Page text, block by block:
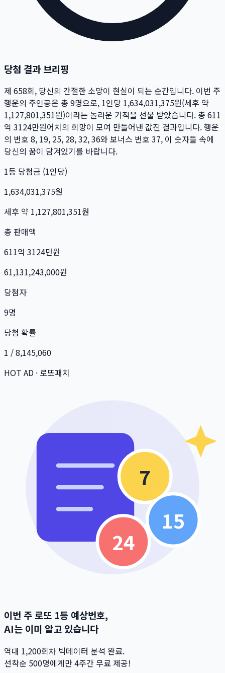
당첨 결과 브리핑
제 658회, 당신의 간절한 소망이 현실이 되는 순간입니다. 이번 주
행운의 주인공은 총 9명으로, 1인당 1,634,031,375원(세후 약
1,127,801,351원)이라는 놀라운 기적을 선물 받았습니다. 총 611
억 3124만원어치의 희망이 모여 만들어낸 값진 결과입니다. 행운
의 번호 8, 19, 25, 28, 32, 36와 보너스 번호 37, 이 숫자들 속에
당신의 꿈이 담겨있기를 바랍니다.
1등 당첨금 (1인당)
1,634,031,375원
세후 약 1,127,801,351원
총 판매액
611억 3124만원
61,131,243,000원
당첨자
9명
당첨 확률
1 / 8,145,060
HOT AD · 로또패치
7
15
24
이번 주 로또 1등 예상번호,
AI는 이미 알고 있습니다
역대 1,200회차 빅데이터 분석 완료.
선착순 500명에게만 4주간 무료 제공!